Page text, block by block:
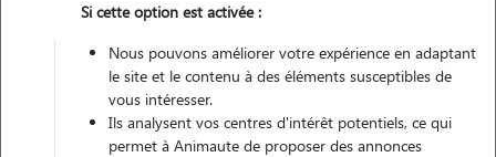
Véhiculé
Contacter
Si cette option est activée :
Nous pouvons améliorer votre expérience en adaptant
le site et le contenu à des éléments susceptibles de
vous intéresser.
Ils analysent vos centres d'intérêt potentiels, ce qui
permet à Animaute de proposer des annonces